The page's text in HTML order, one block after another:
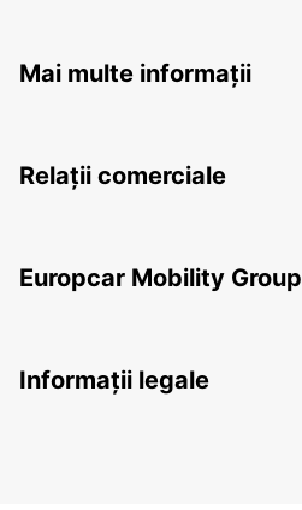
Mai multe informații
Relații comerciale
Europcar Mobility Group
Informații legale